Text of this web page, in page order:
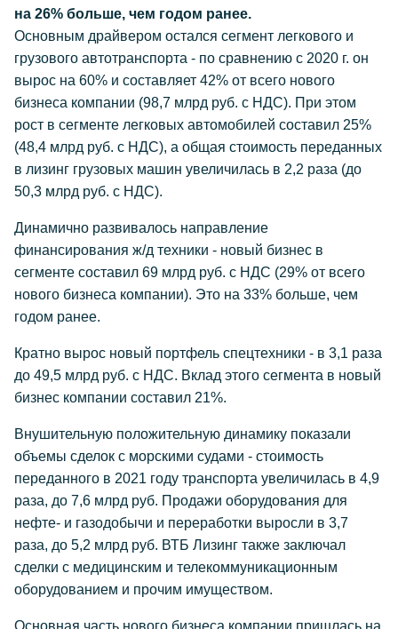
на 26% больше, чем годом ранее.
Основным драйвером остался сегмент легкового и
грузового автотранспорта - по сравнению с 2020 г. он
вырос на 60% и составляет 42% от всего нового
бизнеса компании (98,7 млрд руб. с НДС). При этом
рост в сегменте легковых автомобилей составил 25%
(48,4 млрд руб. с НДС), а общая стоимость переданных
в лизинг грузовых машин увеличилась в 2,2 раза (до
50,3 млрд руб. с НДС).
Динамично развивалось направление
финансирования ж/д техники - новый бизнес в
сегменте составил 69 млрд руб. с НДС (29% от всего
нового бизнеса компании). Это на 33% больше, чем
годом ранее.
Кратно вырос новый портфель спецтехники - в 3,1 раза
до 49,5 млрд руб. с НДС. Вклад этого сегмента в новый
бизнес компании составил 21%.
Внушительную положительную динамику показали
объемы сделок с морскими судами - стоимость
переданного в 2021 году транспорта увеличилась в 4,9
раза, до 7,6 млрд руб. Продажи оборудования для
нефте- и газодобычи и переработки выросли в 3,7
раза, до 5,2 млрд руб. ВТБ Лизинг также заключал
сделки с медицинским и телекоммуникационным
оборудованием и прочим имуществом.
Основная часть нового бизнеса компании пришлась на